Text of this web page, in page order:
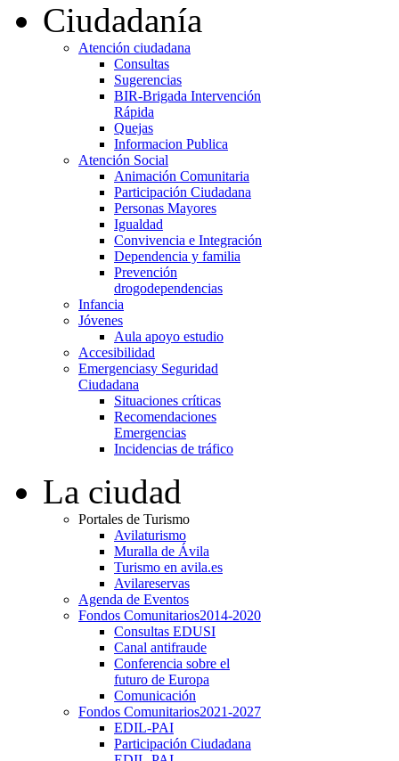
Ciudadanía
Atención ciudadana
Consultas
Sugerencias
BIR-Brigada Intervención
Rápida
Quejas
Informacion Publica
Atención Social
Animación Comunitaria
Participación Ciudadana
Personas Mayores
Igualdad
Convivencia e Integración
Dependencia y familia
Prevención
drogodependencias
Infancia
Jóvenes
Aula apoyo estudio
Accesibilidad
Emergenciasy Seguridad
Ciudadana
Situaciones críticas
Recomendaciones
Emergencias
Incidencias de tráfico
La ciudad
Portales de Turismo
Avilaturismo
Muralla de Ávila
Turismo en avila.es
Avilareservas
Agenda de Eventos
Fondos Comunitarios2014-2020
Consultas EDUSI
Canal antifraude
Conferencia sobre el
futuro de Europa
Comunicación
Fondos Comunitarios2021-2027
EDIL-PAI
Participación Ciudadana